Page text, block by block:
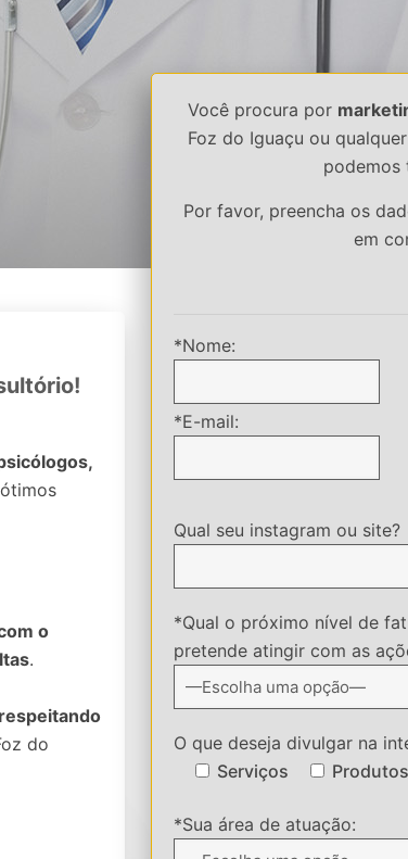
o
.
respeitando
do
Você procura por
Foz do Iguaçu ou
podemos
Por favor, preencha os
em
*Nome:
*E-mail:
Qual seu instagram ou site?
*Qual o próximo nível de
pretende atingir com as
O que deseja divulgar na
Serviços
Produtos
*Sua área de atuação: